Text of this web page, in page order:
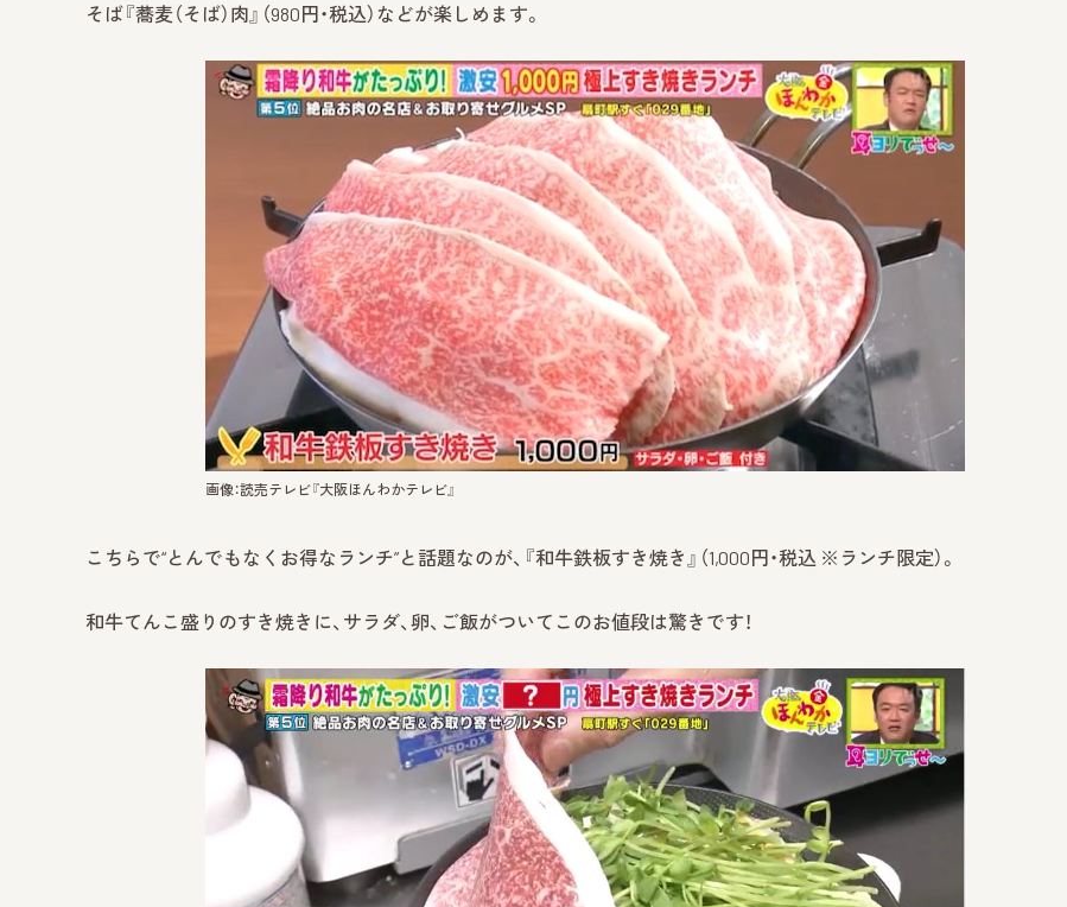
そば『蕎麦（そば）肉』（980円・税込）などが楽しめます。
画像：読売テレビ『大阪ほんわかテレビ』
こちらで“とんでもなくお得なランチ”と話題なのが、『和牛鉄板すき焼き』（1,000円・税込 ※ランチ限定）。
和牛てんこ盛りのすき焼きに、サラダ、卵、ご飯がついてこのお値段は驚きです！